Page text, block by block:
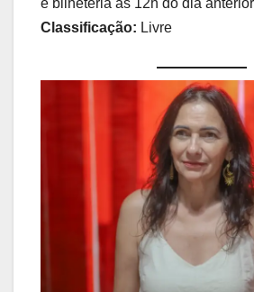
Classificação: Livre